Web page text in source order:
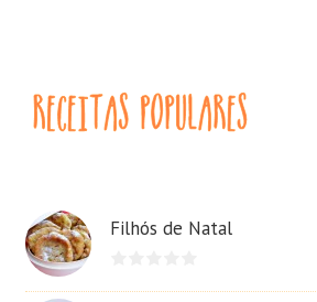
Filhós de Natal